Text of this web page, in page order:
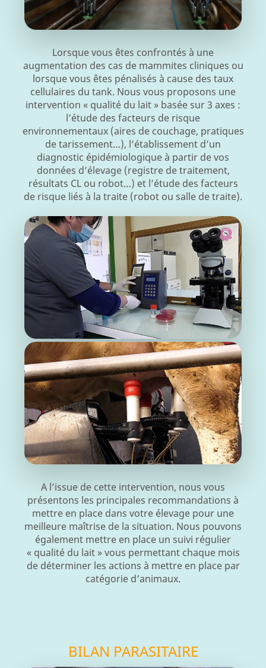
Lorsque vous êtes confrontés à une
augmentation des cas de mammites cliniques ou
lorsque vous êtes pénalisés à cause des taux
cellulaires du tank. Nous vous proposons une
intervention « qualité du lait » basée sur 3 axes :
l’étude des facteurs de risque
environnementaux (aires de couchage, pratiques
de tarissement…), l’établissement d’un
diagnostic épidémiologique à partir de vos
données d’élevage (registre de traitement,
résultats CL ou robot…) et l’étude des facteurs
de risque liés à la traite (robot ou salle de traite).
A l’issue de cette intervention, nous vous
présentons les principales recommandations à
mettre en place dans votre élevage pour une
meilleure maîtrise de la situation. Nous pouvons
également mettre en place un suivi régulier
« qualité du lait » vous permettant chaque mois
de déterminer les actions à mettre en place par
catégorie d’animaux.
BILAN PARASITAIRE